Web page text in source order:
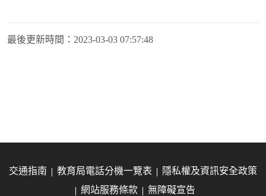
最後更新時間： 2023-03-03 07:57:48
交通指南 教育局電話分機一覽表
隱私權及資訊安全政策
網站服務條款
無障礙宣告